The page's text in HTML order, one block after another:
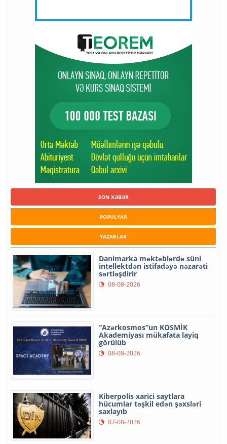
SON XƏBƏR
POPULYAR
YAZARLAR
Danimarka məktəblərdə süni
intellektdən istifadəyə nəzarəti
sərtləşdirir
08-08-2026
“Azərkosmos”un KOSMİK
Akademiyası mükafata layiq
görülüb
08-08-2026
Kiberpolis xarici saytlara
hücumlar təşkil edən şəxsləri
saxlayıb
07-08-2026